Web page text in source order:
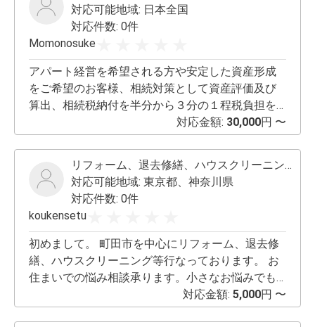
対応可能地域: 日本全国
対応件数: 0件
Momonosuke
アパート経営を希望される方や安定した資産形成
をご希望のお客様、相続対策として資産評価及び
算出、相続税納付を半分から３分の１程税負担を
軽減されたい方、資産を守り後継へ引継ぐための
コンサルタント、不動産業全般（不動産売買、買
屋対策などコンサルタント、不動産に関する事で
あれば何でもご相談受け付けます。) ご自宅の建
築、リホームからアパート、マンション、ビル建
設まで建設業も全般的にご対応いたします。 不動
産、建設業のご相談、ご紹介をお願い申し上げま
す。 ご紹介料３万円から１００万円（規模により
それ以上）
対応金額: 30,000円 〜
リフォーム、退去修繕、ハウスクリーニング承ります。
対応可能地域: 東京都、神奈川県
対応件数: 0件
koukensetu
初めまして。 町田市を中心にリフォーム、退去修
繕、ハウスクリーニング等行なっております。 お
住まいでの悩み相談承ります。小さなお悩みでも
ご相談受け付けておりますのでご連絡ください。
対応金額: 5,000円 〜